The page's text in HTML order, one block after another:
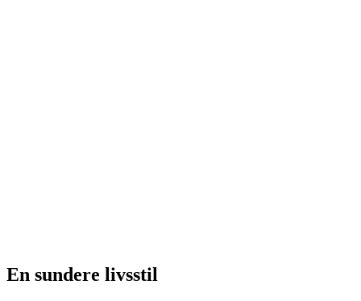
En sundere livsstil